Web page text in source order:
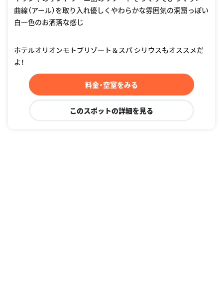
曲線（アール）を取り入れ優しくやわらかな雰囲気の洞窟っぽい
白一色のお洒落な感じ
ホテルオリオンモトブリゾート＆スパ シリウスもオススメだ
よ！
料金・空室をみる
このスポットの詳細を見る